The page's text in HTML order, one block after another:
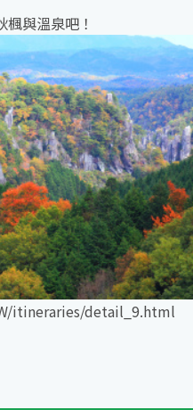
與溫泉吧！
itineraries/detail_9.html